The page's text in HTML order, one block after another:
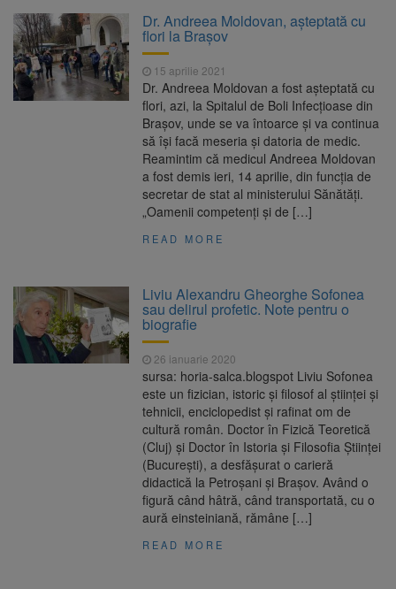
Piața Star din Brașov au fost demolate
7 august 2026
Platforma Belvedere de pe
Tâmpa intră în renovare. Contract de peste 1
milion de lei și termen de trei luni
Unul dintre cele mai mari
parcuri ale Brașovului va fi amenajat în
Bartolomeu-Avantgarden. Contractul a fost
Trafic blocat pe DN1E Brașov
– Poiana Brașov după un accident. Două
Dr. Andreea Moldovan, așteptată cu
flori la Brașov
15 aprilie 2021
Dr. Andreea Moldovan a fost aşteptată cu
flori, azi, la Spitalul de Boli Infecţioase din
Braşov, unde se va întoarce şi va continua
să îşi facă meseria şi datoria de medic.
Reamintim că medicul Andreea Moldovan
a fost demis ieri, 14 aprilie, din funcția de
secretar de stat al ministerului Sănătăți.
„Oamenii competenți și de […]
READ MORE
Liviu Alexandru Gheorghe Sofonea
sau delirul profetic. Note pentru o
biografie
26 ianuarie 2020
sursa: horia-salca.blogspot Liviu Sofonea
este un fizician, istoric și filosof al științei și
tehnicii, enciclopedist și rafinat om de
cultură român. Doctor în Fizică Teoretică
(Cluj) și Doctor în Istoria și Filosofia Științei
(București), a desfășurat o carieră
didactică la Petroșani și Brașov. Având o
figură când hâtră, când transportată, cu o
aură einsteiniană, rămâne […]
READ MORE